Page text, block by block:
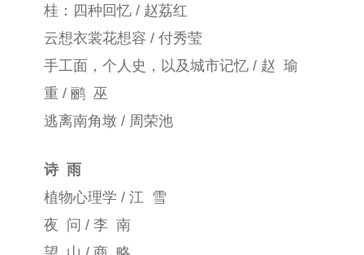
桂：四种回忆 / 赵荔红
云想衣裳花想容 / 付秀莹
手工面，个人史，以及城市记忆 / 赵 瑜
重 / 鹂 巫
逃离南角墩 / 周荣池
诗 雨
植物心理学 / 江 雪
夜 问 / 李 南